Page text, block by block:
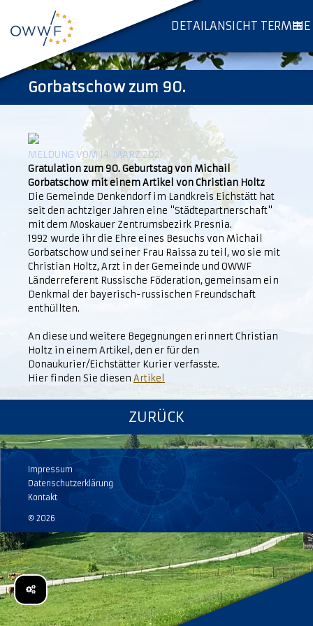
DETAILANSICHT TERMINE
Gorbatschow zum 90.
MELDUNG VOM 14. MÄRZ 2021
Gratulation zum 90. Geburtstag von Michail
Gorbatschow mit einem Artikel von Christian Holtz
Die Gemeinde Denkendorf im Landkreis Eichstätt hat
seit den achtziger Jahren eine "Städtepartnerschaft"
mit dem Moskauer Zentrumsbezirk Presnia.
1992 wurde ihr die Ehre eines Besuchs von Michail
Gorbatschow und seiner Frau Raissa zu teil, wo sie mit
Christian Holtz, Arzt in der Gemeinde und OWWF
Länderreferent Russische Föderation, gemeinsam ein
Denkmal der bayerisch-russischen Freundschaft
enthüllten.
An diese und weitere Begegnungen erinnert Christian
Holtz in einem Artikel, den er für den
Donaukurier/Eichstätter Kurier verfasste.
Hier finden Sie diesen Artikel
ZURÜCK
Impressum
Datenschutzerklärung
Kontakt
© 2026